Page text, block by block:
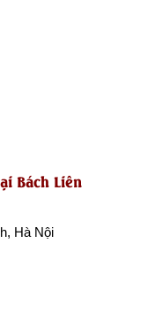
Bách Liên
Hà Nội